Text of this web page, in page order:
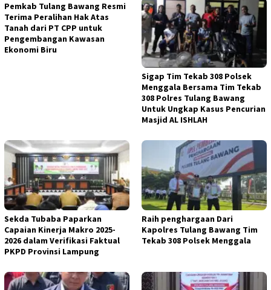
Pemkab Tulang Bawang Resmi
Terima Peralihan Hak Atas
Tanah dari PT CPP untuk
Pengembangan Kawasan
Ekonomi Biru
Sigap Tim Tekab 308 Polsek
Menggala Bersama Tim Tekab
308 Polres Tulang Bawang
Untuk Ungkap Kasus Pencurian
Masjid AL ISHLAH
Sekda Tubaba Paparkan
Capaian Kinerja Makro 2025-
2026 dalam Verifikasi Faktual
PKPD Provinsi Lampung
Raih penghargaan Dari
Kapolres Tulang Bawang Tim
Tekab 308 Polsek Menggala